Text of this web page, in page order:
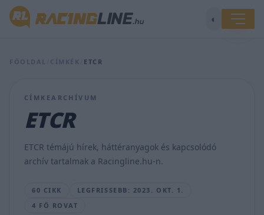
◐
FŐOLDAL CÍMKÉK ETCR
CÍMKEARCHÍVUM
ETCR
ETCR témájú hírek, háttéranyagok és kapcsolódó
archív tartalmak a Racingline.hu-n.
60 CIKK
LEGFRISSEBB: 2023. OKT. 1.
4 FŐ ROVAT
Norbert
duplázott
szombaton
megvan
a